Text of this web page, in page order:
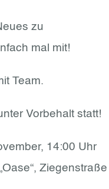
zu
mal mit!
Team.
Vorbehalt statt!
14:00 Uhr
Ziegenstraße